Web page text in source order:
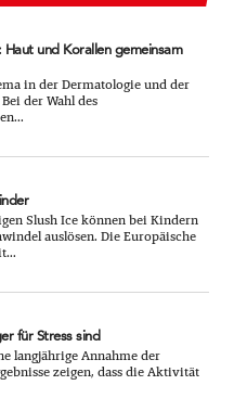
und Korallen gemeinsam
in der Dermatologie und der
der Wahl des
Slush Ice können bei Kindern
auslösen. Die Europäische
für Stress sind
langjährige Annahme der
zeigen, dass die Aktivität